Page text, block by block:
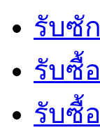
รับซั
รับซื้
รับซื้